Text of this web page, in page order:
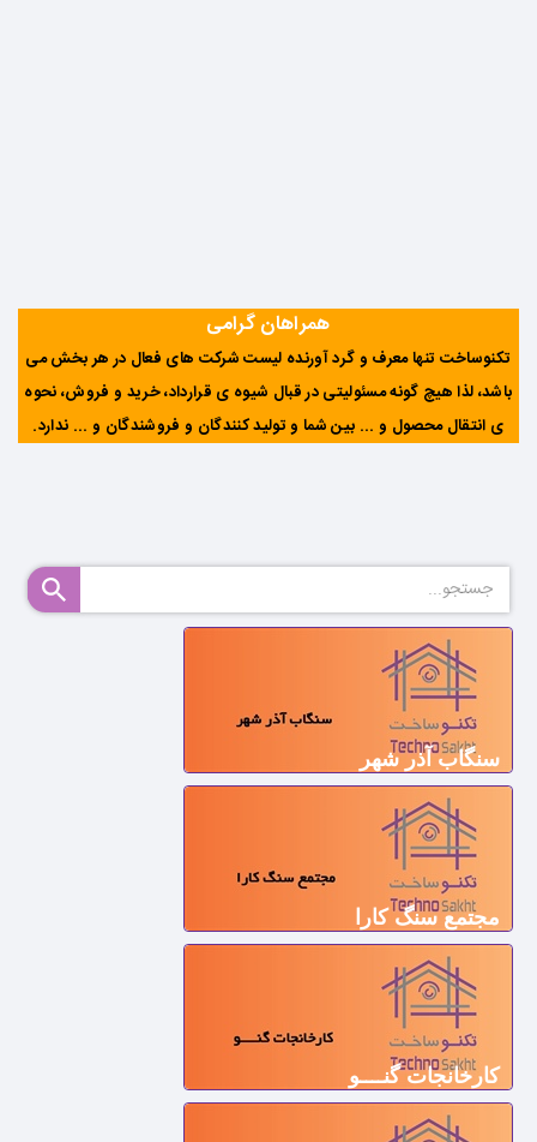
همراهان گرامی
تکنوساخت تنها معرف و گرد آورنده لیست شرکت های فعال در هر بخش می
باشد، لذا هیچ گونه مسئولیتی در قبال شیوه ی قرارداد، خرید و فروش، نحوه
ی انتقال محصول و ... بین شما و تولید کنندگان و فروشندگان و ... ندارد.
سنگاب آذر شهر
مجتمع سنگ کارا
کارخانجات گنــــو